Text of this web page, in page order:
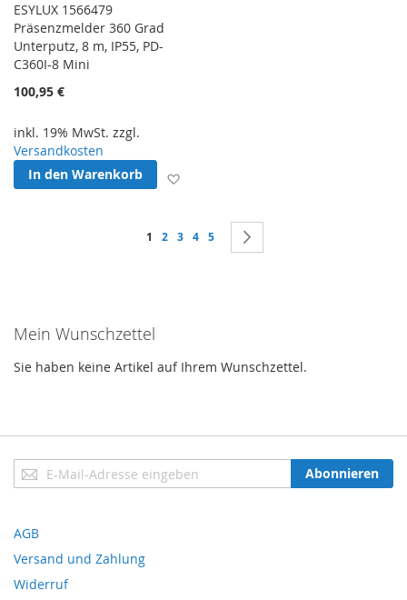
ESYLUX 1566479
Präsenzmelder 360 Grad
Unterputz, 8 m, IP55, PD-
C360I-8 Mini
100,95 €
inkl. 19% MwSt. zzgl.
Versandkosten
In den Warenkorb
Seite
Sie lesen gerade Seite
1 Seite
2 Seite
3 Seite
4 Seite
5
Mein Wunschzettel
Sie haben keine Artikel auf Ihrem Wunschzettel.
Anmeldung
zum
Abonnieren
AGB
Versand und Zahlung
Widerruf